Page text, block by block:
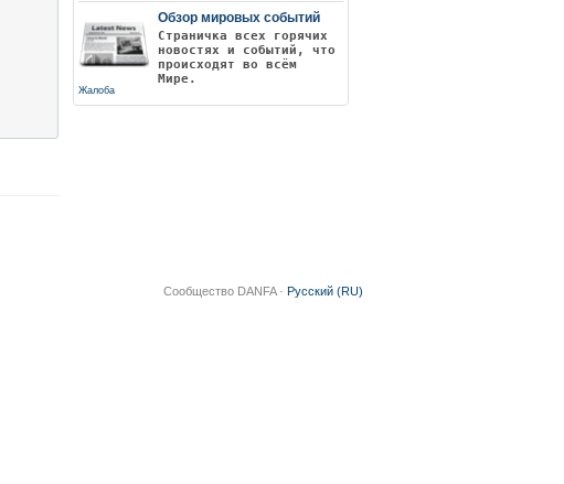
Обзор мировых событий
Страничка всех горячих
новостях и событий, что
происходят во всём
Мире.
Жалоба
Сообщество DANFA · Русский (RU)